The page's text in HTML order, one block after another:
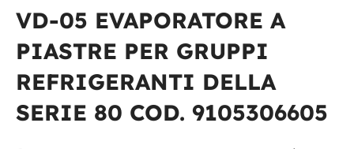
VD-05 EVAPORATORE A
PIASTRE PER GRUPPI
REFRIGERANTI DELLA
SERIE 80 COD. 9105306605
TENSIONE IN VOLT